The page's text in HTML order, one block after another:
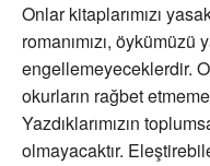
Onlar kitaplarımızı
romanımızı, öykümüzü
engellemeyeceklerdir.
okurların rağbet
Yazdıklarımızın
olmayacaktır.